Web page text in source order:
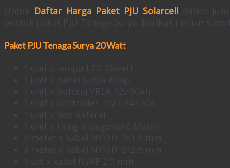
Untuk Daftar Harga Paket PJU Solarcelldalam
bentuk paket PJU Tenaga Surya. Berikut rincian
Paket PJU Tenaga Surya 20 Watt
1 unit x lampu LED 20watt
1 unit x panel surya 80wp
1 unit x baterai VRLA 12v 80Ah
1 unit x controller 12v / 24v 10A
1 unit x box baterai
1 unit x tiang oktagonal 6 Meter
7 meter x kabel NYYHY 2×1,5 mm
7 meter x kabel NYYHY 2×2,5 mm
1 set x kabel NYAF 2,5 mm